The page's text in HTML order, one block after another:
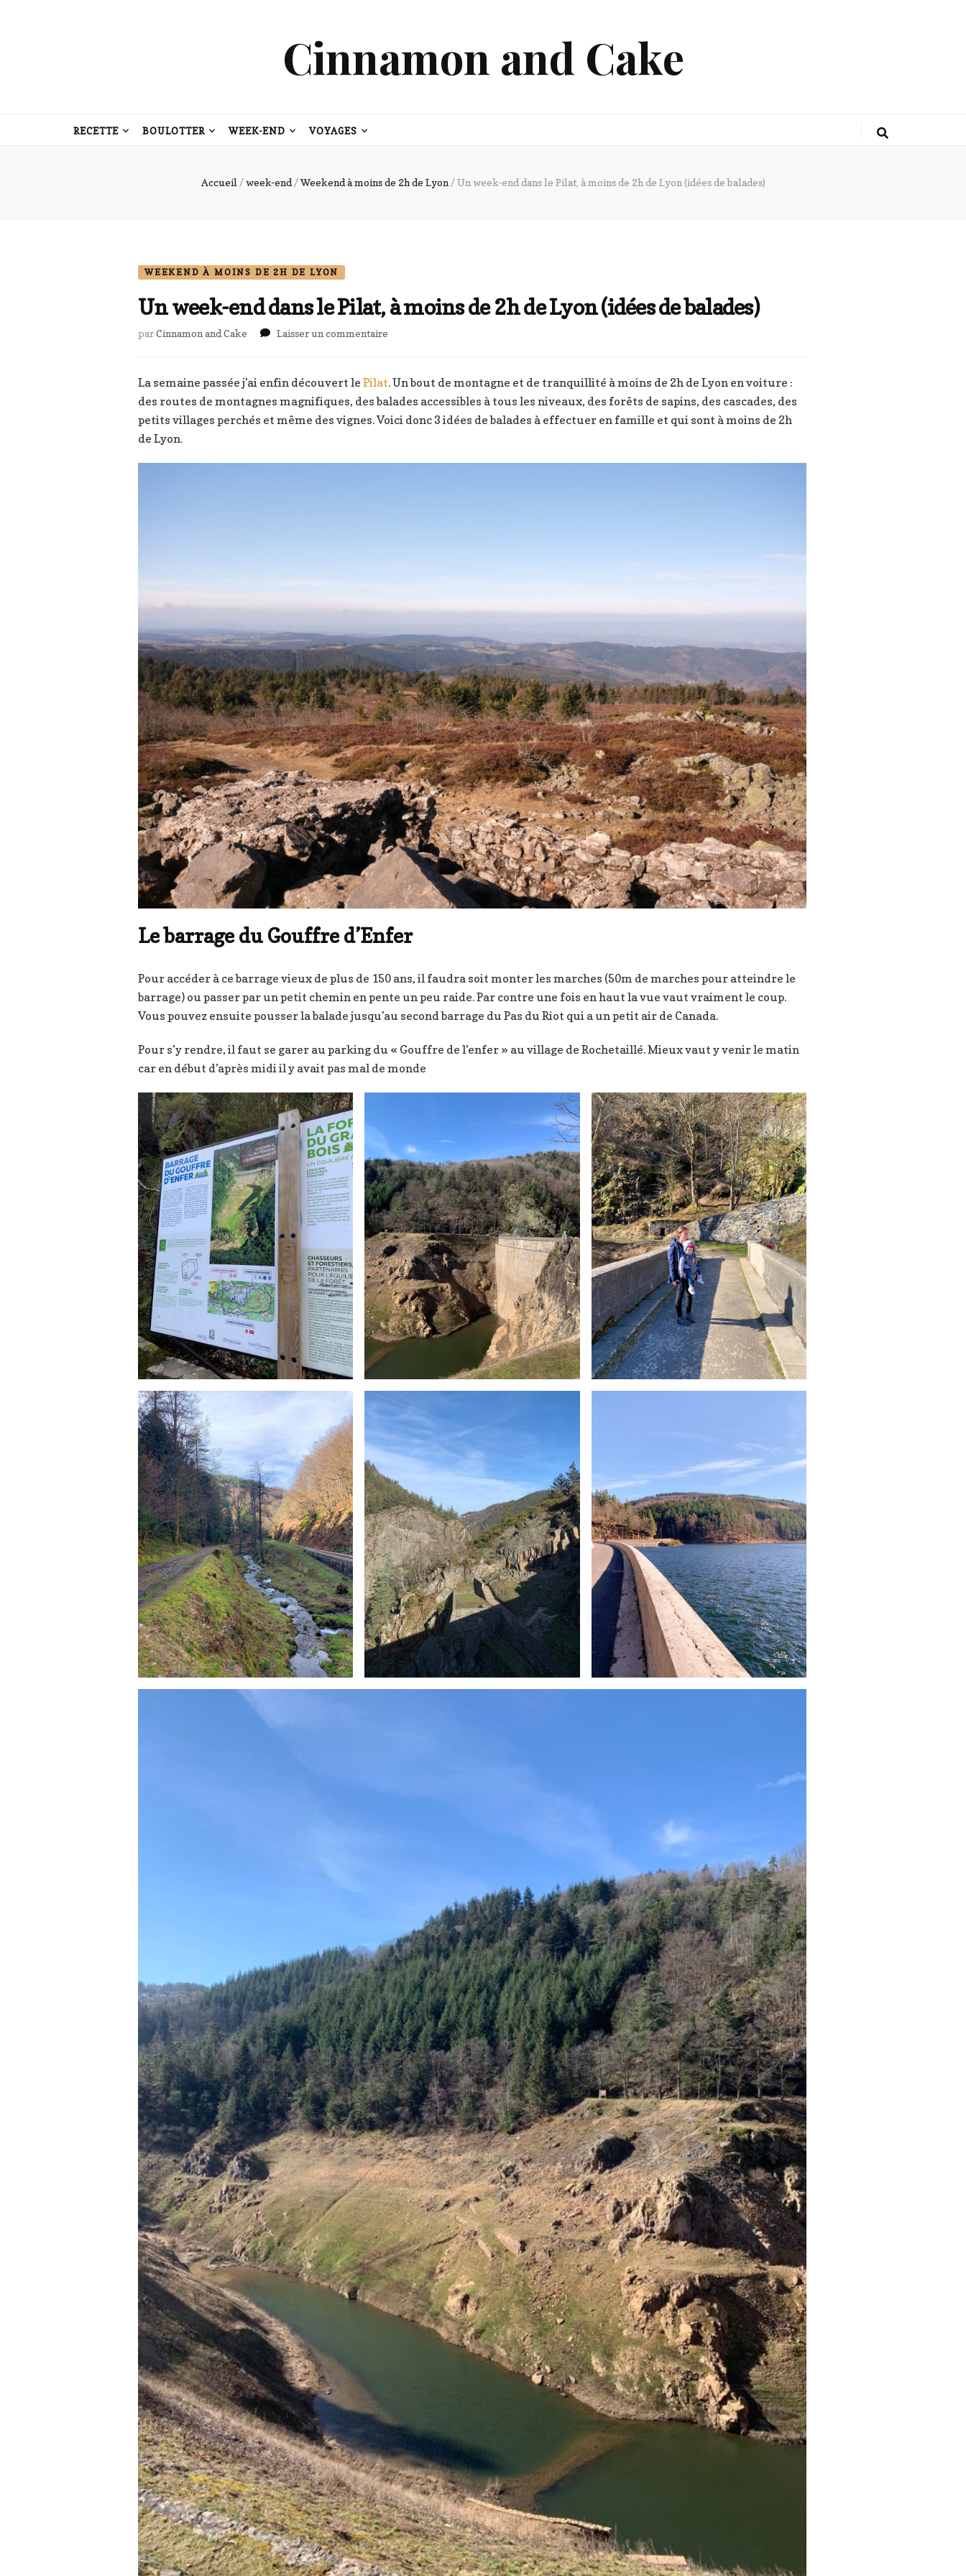
Cinnamon and Cake
RECETTE BOULOTTER WEEK-END VOYAGES
Accueil / week-end /Weekend à moins de 2h de Lyon / Un week-end dans le Pilat, à moins de 2h de Lyon (idées de balades)
WEEKEND À MOINS DE 2H DE LYON
Un week-end dans le Pilat, à moins de 2h de Lyon (idées de balades)
parCinnamon and Cake Laisser un commentaire
end
le
Pilat,
La semaine passée j’ai enfin découvert le Pilat. Un bout de montagne et de tranquillité à moins de 2h de Lyon en voiture :
des routes de montagnes magnifiques, des balades accessibles à tous les niveaux, des forêts de sapins, des cascades, des
petits villages perchés et même des vignes. Voici donc 3 idées de balades à effectuer en famille et qui sont à moins de 2h
de Lyon.
Le barrage du Gouffre d’Enfer
Pour accéder à ce barrage vieux de plus de 150 ans, il faudra soit monter les marches (50m de marches pour atteindre le
barrage) ou passer par un petit chemin en pente un peu raide. Par contre une fois en haut la vue vaut vraiment le coup.
Vous pouvez ensuite pousser la balade jusqu’au second barrage du Pas du Riot qui a un petit air de Canada.
Pour s’y rendre, il faut se garer au parking du « Gouffre de l’enfer » au village de Rochetaillé. Mieux vaut y venir le matin
car en début d’après midi il y avait pas mal de monde